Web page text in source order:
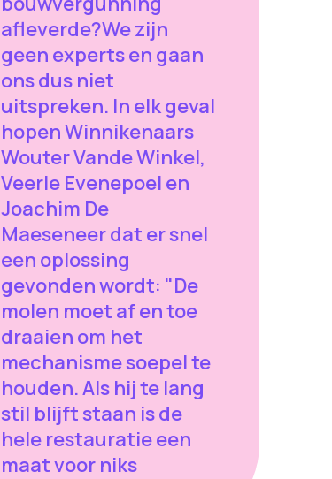
afleverde?We zijn
geen experts en gaan
ons dus niet
uitspreken. In elk geval
hopen Winnikenaars
Wouter Vande Winkel,
Veerle Evenepoel en
Joachim De
Maeseneer dat er snel
een oplossing
gevonden wordt: "De
molen moet af en toe
draaien om het
mechanisme soepel te
houden. Als hij te lang
stil blijft staan is de
hele restauratie een
maat voor niks